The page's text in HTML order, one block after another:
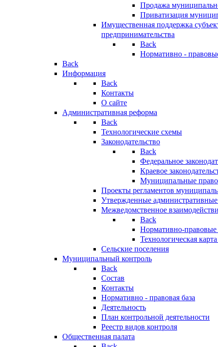
Продажа
Приватизация
Имущественная поддержка
предпринимательства
Back
Нормативно -
Back
Информация
Back
Контакты
О сайте
Административная реформа
Back
Технологические схемы
Законодательство
Back
Федеральное
Краевое
Муниципальные
Проекты регламентов
Утвержденные
Межведомственное
Back
Нормативно-правовые
Технологическая
Сельские поселения
Муниципальный контроль
Back
Состав
Контакты
Нормативно - правовая база
Деятельность
План контрольной деятельности
Реестр видов контроля
Общественная палата